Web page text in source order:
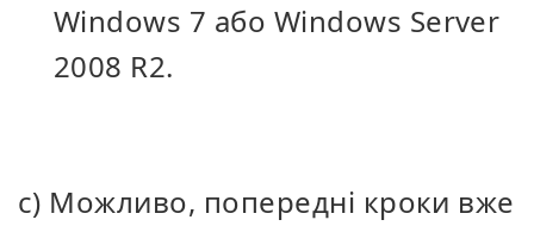
Windows 7 або Windows Server
2008 R2.
c) Можливо, попередні кроки вже